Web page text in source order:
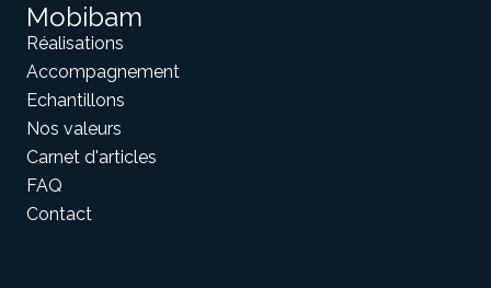
Mobibam
Réalisations
Accompagnement
Echantillons
Nos valeurs
Carnet d'articles
FAQ
Contact